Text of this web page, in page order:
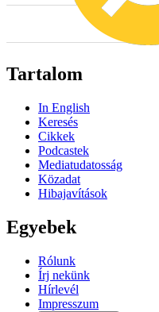
Tartalom
In English
Keresés
Cikkek
Podcastek
Mediatudatosság
Közadat
Hibajavítások
Egyebek
Rólunk
Írj nekünk
Hírlevél
Impresszum